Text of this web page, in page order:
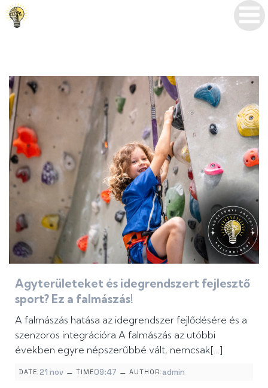
Agyterületeket és idegrendszert fejlesztő
sport? Ez a falmászás!
A falmászás hatása az idegrendszer fejlődésére és a
szenzoros integrációra A falmászás az utóbbi
években egyre népszerűbbé vált, nemcsak[…]
DATE:21 nov – TIME09:47 – AUTHOR: admin